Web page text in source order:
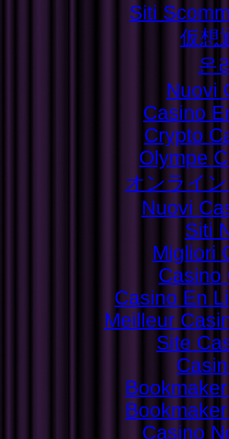
Siti
仮想
온
Nuovi
Casino
Crypto
Olympe
オンライ
Nuovi
Siti
Migliori
Casino
Casino En
Meilleur
Site
Casino